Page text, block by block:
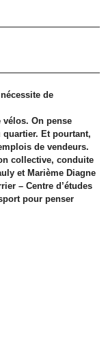
de
On pense
Et pourtant,
de vendeurs.
collective, conduite
et Marième Diagne
– Centre d’études
pour penser